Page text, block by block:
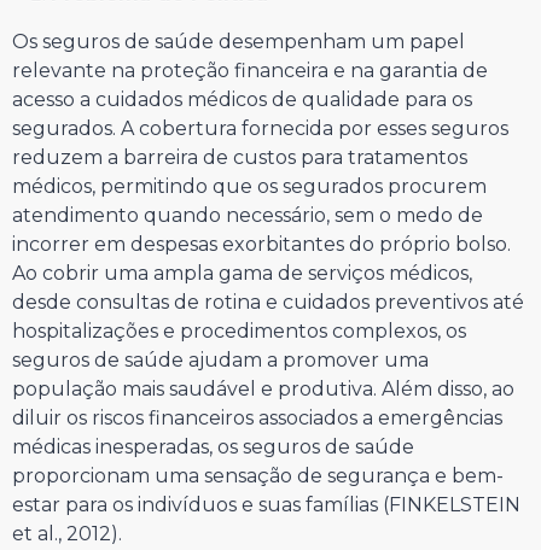
Os seguros de saúde desempenham um papel
relevante na proteção financeira e na garantia de
acesso a cuidados médicos de qualidade para os
segurados. A cobertura fornecida por esses seguros
reduzem a barreira de custos para tratamentos
médicos, permitindo que os segurados procurem
atendimento quando necessário, sem o medo de
incorrer em despesas exorbitantes do próprio bolso.
Ao cobrir uma ampla gama de serviços médicos,
desde consultas de rotina e cuidados preventivos até
hospitalizações e procedimentos complexos, os
seguros de saúde ajudam a promover uma
população mais saudável e produtiva. Além disso, ao
diluir os riscos financeiros associados a emergências
médicas inesperadas, os seguros de saúde
proporcionam uma sensação de segurança e bem-
estar para os indivíduos e suas famílias (FINKELSTEIN
et al., 2012).